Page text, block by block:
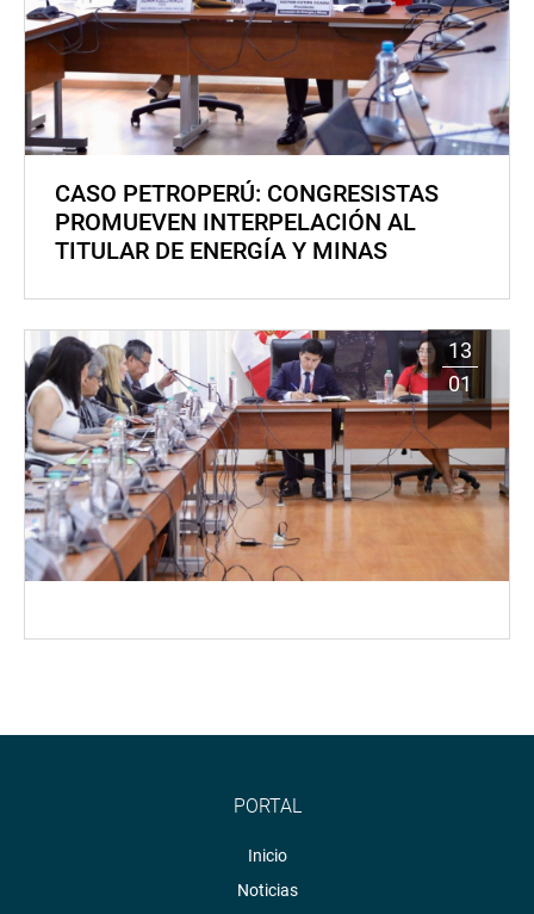
CASO PETROPERÚ: CONGRESISTAS
PROMUEVEN INTERPELACIÓN AL
TITULAR DE ENERGÍA Y MINAS
13
01
PORTAL
Inicio
Noticias